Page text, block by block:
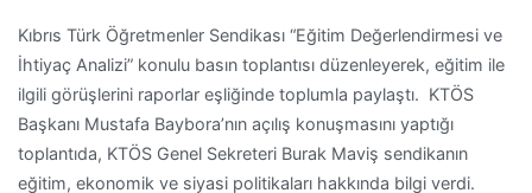
Kıbrıs Türk Öğretmenler Sendikası “Eğitim Değerlendirmesi ve
İhtiyaç Analizi” konulu basın toplantısı düzenleyerek, eğitim ile
ilgili görüşlerini raporlar eşliğinde toplumla paylaştı. KTÖS
Başkanı Mustafa Baybora’nın açılış konuşmasını yaptığı
toplantıda, KTÖS Genel Sekreteri Burak Maviş sendikanın
eğitim, ekonomik ve siyasi politikaları hakkında bilgi verdi.